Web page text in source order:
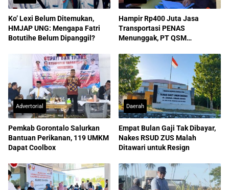
Ko’ Lexi Belum Ditemukan,
HMJAP UNG: Mengapa Fatri
Botutihe Belum Dipanggil?
Hampir Rp400 Juta Jasa
Transportasi PENAS
Menunggak, PT QSM
Advertorial
Pemkab Gorontalo Salurkan
Bantuan Perikanan, 119 UMKM
Dapat Coolbox
Daerah
Empat Bulan Gaji Tak Dibayar,
Nakes RSUD ZUS Malah
Ditawari untuk Resign